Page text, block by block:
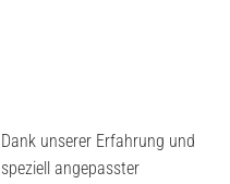
Dank unserer Erfahrung und
speziell angepasster